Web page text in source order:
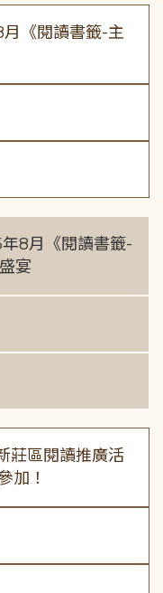
月《閱讀書籤-主
年8月《閱讀書籤-
宴
莊區閱讀推廣活
加！